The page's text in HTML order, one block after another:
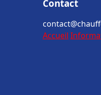
Contact
Accueil